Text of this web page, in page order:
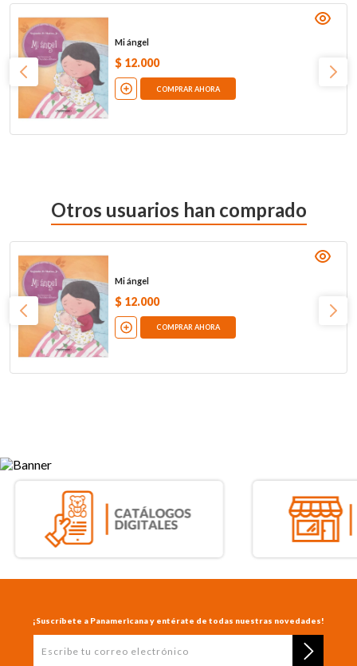
Mi ángel
$ 12.000
COMPRAR AHORA
Otros usuarios han comprado
Mi ángel
$ 12.000
COMPRAR AHORA
¡Suscríbete a Panamericana y entérate de todas nuestras novedades!